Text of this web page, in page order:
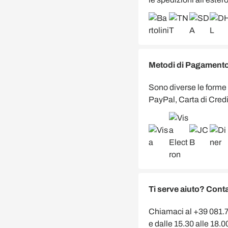
Metodi di
Sono diverse le
PayPal, Carta di
Ti serve aiuto?
Chiamaci al +39
e dalle 15.30 alle